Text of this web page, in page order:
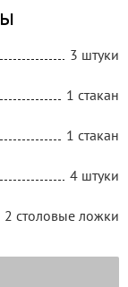
3 штуки
1 стакан
1 стакан
4 штуки
2 столовые ложки